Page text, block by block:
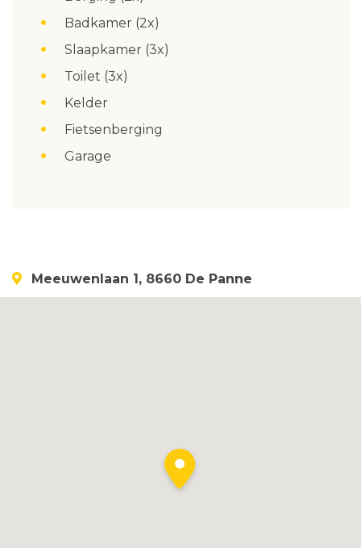
Badkamer (2x)
Slaapkamer (3x)
Toilet (3x)
Kelder
Fietsenberging
Garage
Meeuwenlaan 1, 8660 De Panne